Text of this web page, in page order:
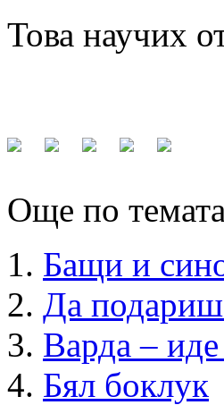
Това научих
Още по
Бащи и
Да
Варда –
Бял боклук